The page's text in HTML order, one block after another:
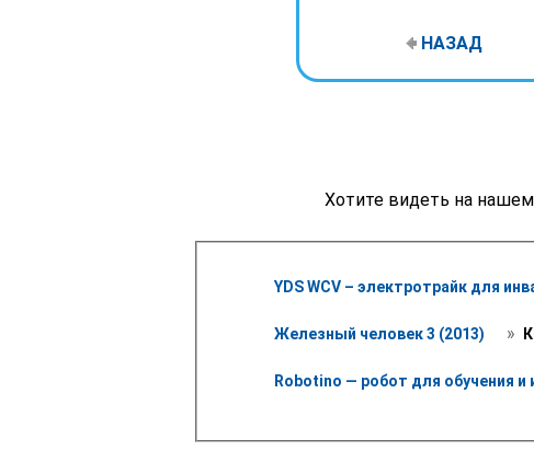
НАЗАД
Хотите видеть на
YDS WCV – электротрайк для
Железный человек 3 (2013) »
Robotino — робот для обучения и